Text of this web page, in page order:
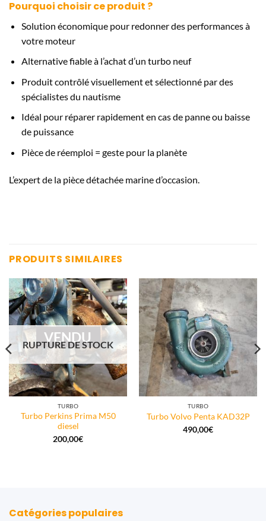
Pourquoi choisir ce produit ?
Solution économique pour redonner des performances à
votre moteur
Alternative fiable à l’achat d’un turbo neuf
Produit contrôlé visuellement et sélectionné par des
spécialistes du nautisme
Idéal pour réparer rapidement en cas de panne ou baisse
de puissance
Pièce de réemploi = geste pour la planète
L’expert de la pièce détachée marine d’occasion.
PRODUITS SIMILAIRES
VENDU
RUPTURE DE STOCK
TURBO
Turbo Perkins Prima M50
diesel
200,00€
TURBO
Turbo Volvo Penta KAD32P
490,00€
Catégories populaires